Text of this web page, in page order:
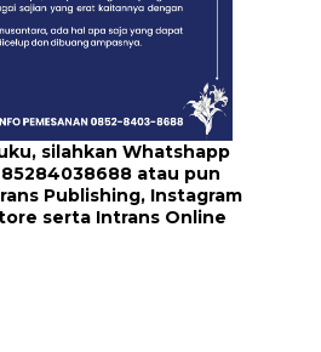
silahkan Whatshapp
atau pun
Publishing, Instagram
serta Intrans Online